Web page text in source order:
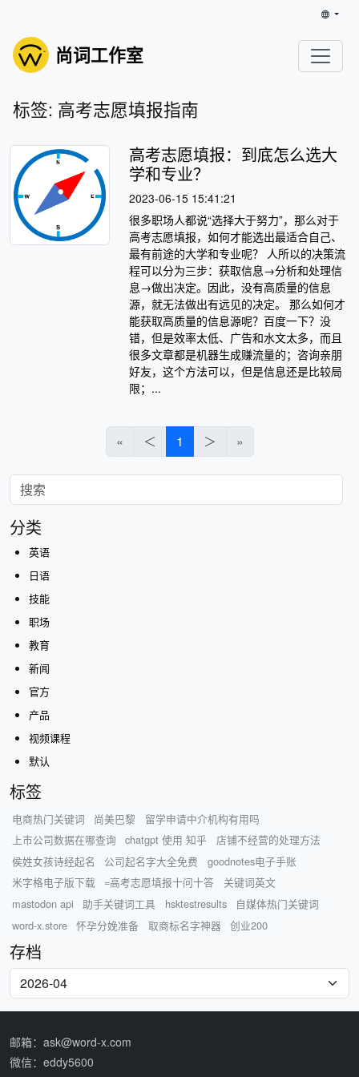
尚词工作室
标签: 高考志愿填报指南
高考志愿填报：到底怎么选大
学和专业？
2023-06-15 15:41:21
很多职场人都说“选择大于努力”，那么对于
高考志愿填报，如何才能选出最适合自己、
最有前途的大学和专业呢？ 人所以的决策流
程可以分为三步：获取信息→分析和处理信
息→做出决定。因此，没有高质量的信息
源，就无法做出有远见的决定。 那么如何才
能获取高质量的信息源呢？百度一下？没
错，但是效率太低、广告和水文太多，而且
很多文章都是机器生成赚流量的；咨询亲朋
好友，这个方法可以，但是信息还是比较局
限；...
« ＜ 1 ＞ »
分类
英语
日语
技能
职场
教育
新闻
官方
产品
视频课程
默认
标签
电商热门关键词 尚美巴黎
留学申请中介机构有用吗
上市公司数据在哪查询
chatgpt 使用 知乎
店铺不经营的处理方法
侯姓女孩诗经起名
公司起名字大全免费
goodnotes电子手账
米字格电子版下载
=高考志愿填报十问十答
关键词英文
mastodon api
助手关键词工具 hsktestresults
自媒体热门关键词
word-x.store
怀孕分娩准备 取商标名字神器 创业200
存档
邮箱：ask@word-x.com
微信：eddy5600